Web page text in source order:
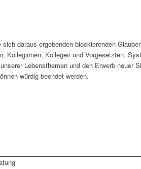
daraus ergebenden blockierenden
Kolleginnen, Kollegen und Vorgesetzten.
Lebensthemen und den Erwerb neuer
würdig beendet werden.